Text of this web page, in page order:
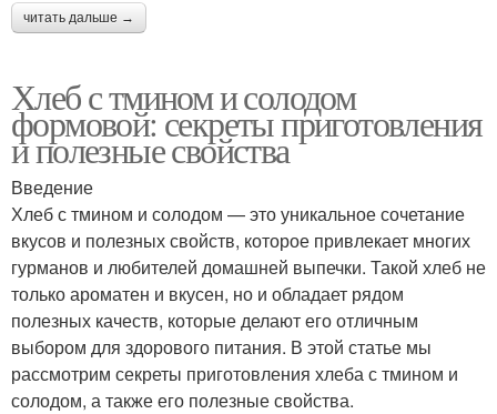
читать дальше →
Хлеб с тмином и солодом
формовой: секреты приготовления
и полезные свойства
Введение
Хлеб с тмином и солодом — это уникальное сочетание
вкусов и полезных свойств, которое привлекает многих
гурманов и любителей домашней выпечки. Такой хлеб не
только ароматен и вкусен, но и обладает рядом
полезных качеств, которые делают его отличным
выбором для здорового питания. В этой статье мы
рассмотрим секреты приготовления хлеба с тмином и
солодом, а также его полезные свойства.